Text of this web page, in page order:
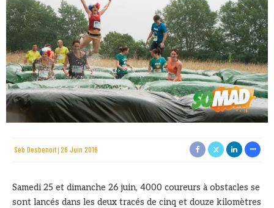
Sèb Desbenoit 26 Juin 2016
Samedi 25 et dimanche 26 juin, 4000 coureurs à obstacles se
sont lancés dans les deux tracés de cinq et douze kilomètres